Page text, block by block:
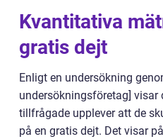
Kvantitativa
gratis dejt
Enligt en undersökning
undersökningsföretag] visar
tillfrågade upplever att de
på en gratis dejt. Det visar